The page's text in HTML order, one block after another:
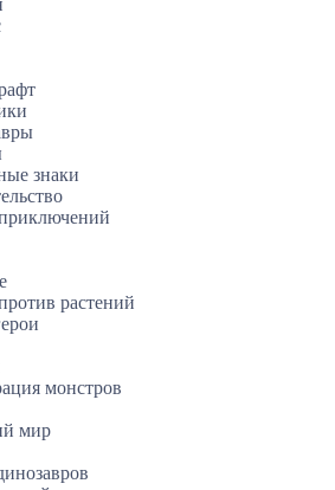
знаки
растений
монстров
мир